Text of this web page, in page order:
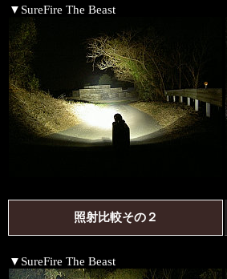
▼SureFire The Beast
照射比較その２
▼SureFire The Beast